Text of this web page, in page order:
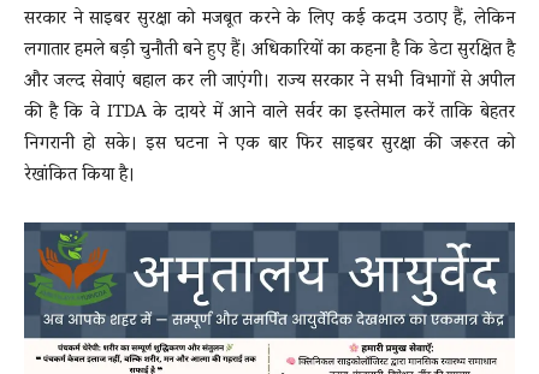
सरकार ने साइबर सुरक्षा को मजबूत करने के लिए कई कदम उठाए हैं, लेकिन
लगातार हमले बड़ी चुनौती बने हुए हैं। अधिकारियों का कहना है कि डेटा सुरक्षित है
और जल्द सेवाएं बहाल कर ली जाएंगी। राज्य सरकार ने सभी विभागों से अपील
की है कि वे ITDA के दायरे में आने वाले सर्वर का इस्तेमाल करें ताकि बेहतर
निगरानी हो सके। इस घटना ने एक बार फिर साइबर सुरक्षा की जरूरत को
रेखांकित किया है।